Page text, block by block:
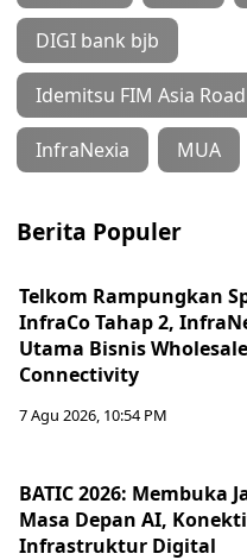
DIGI bank bjb
Idemitsu FIM Asia
InfraNexia MUA
Berita Populer
Telkom Rampungkan
InfraCo Tahap 2,
Utama Bisnis Wholesale
Connectivity
7 Agu 2026, 10:54 PM
BATIC 2026: Membuka
Masa Depan AI,
Infrastruktur Digital